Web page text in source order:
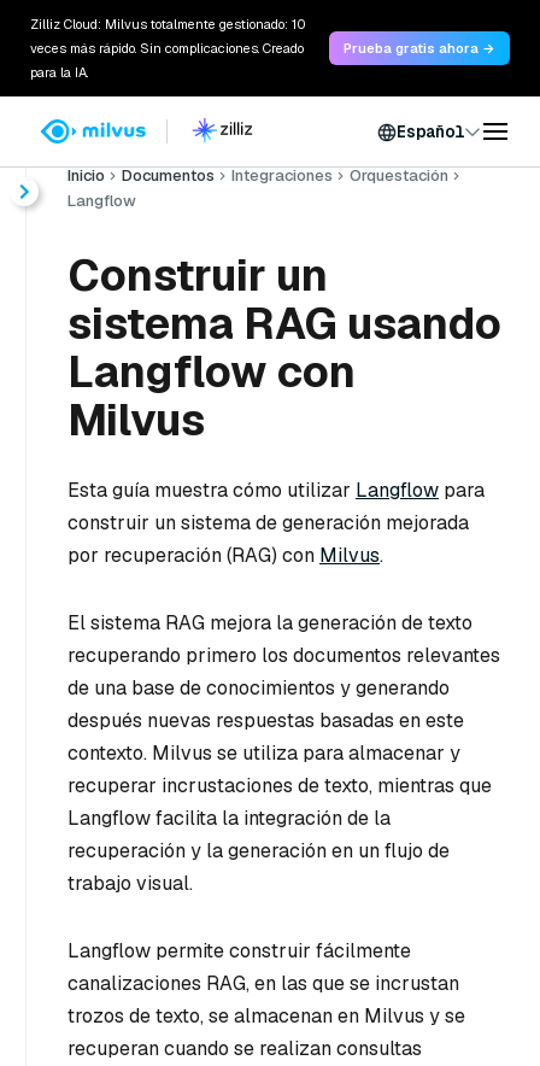
Zilliz Cloud: Milvus totalmente gestionado: 10
veces más rápido. Sin complicaciones. Creado
para la IA.
Prueba gratis ahora →
Español
Inicio Documentos Integraciones
Orquestación
Langflow
Construir un
sistema RAG usando
Langflow con
Milvus
Esta guía muestra cómo utilizar Langflow para
construir un sistema de generación mejorada
por recuperación (RAG) con Milvus.
El sistema RAG mejora la generación de texto
recuperando primero los documentos relevantes
de una base de conocimientos y generando
después nuevas respuestas basadas en este
contexto. Milvus se utiliza para almacenar y
recuperar incrustaciones de texto, mientras que
Langflow facilita la integración de la
recuperación y la generación en un flujo de
trabajo visual.
Langflow permite construir fácilmente
canalizaciones RAG, en las que se incrustan
trozos de texto, se almacenan en Milvus y se
recuperan cuando se realizan consultas